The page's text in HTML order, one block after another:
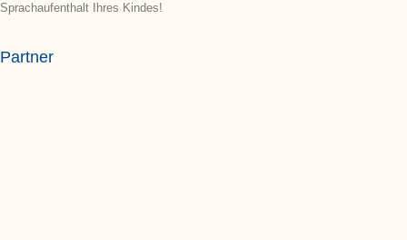
Sprachaufenthalt Ihres Kindes!
Partner